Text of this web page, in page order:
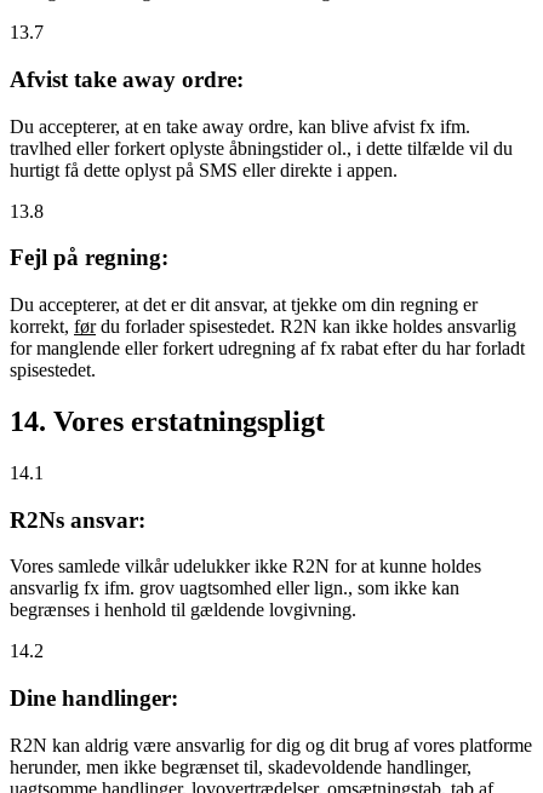
13.7
Afvist take away ordre:
Du accepterer, at en take away ordre, kan blive afvist fx ifm.
travlhed eller forkert oplyste åbningstider ol., i dette tilfælde vil du
hurtigt få dette oplyst på SMS eller direkte i appen.
13.8
Fejl på regning:
Du accepterer, at det er dit ansvar, at tjekke om din regning er
korrekt, førdu forlader spisestedet. R2N kan ikke holdes ansvarlig
for manglende eller forkert udregning af fx rabat efter du har forladt
spisestedet.
14. Vores erstatningspligt
14.1
R2Ns ansvar:
Vores samlede vilkår udelukker ikke R2N for at kunne holdes
ansvarlig fx ifm. grov uagtsomhed eller lign., som ikke kan
begrænses i henhold til gældende lovgivning.
14.2
Dine handlinger:
R2N kan aldrig være ansvarlig for dig og dit brug af vores platforme
herunder, men ikke begrænset til, skadevoldende handlinger,
uagtsomme handlinger, lovovertrædelser, omsætningstab, tab af